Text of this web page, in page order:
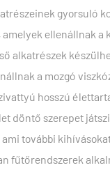
gyorsuló
ellenállnak a
alkatrészek
a mozgó
hosszú
döntő szerepet
további
fűtőrendszerek